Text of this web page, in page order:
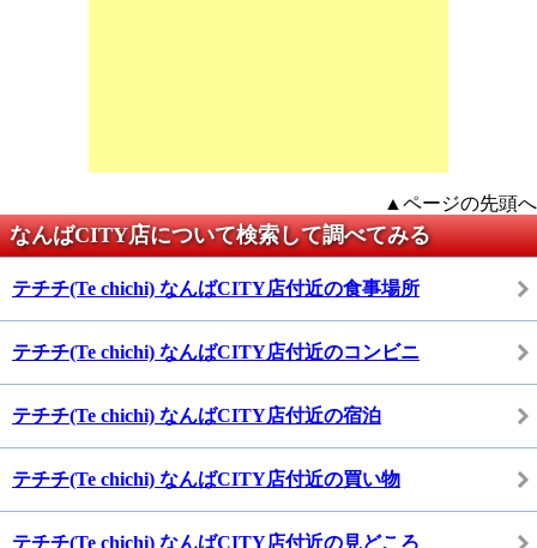
▲ページの先頭へ
なんばCITY店について検索して調べてみる
テチチ(Te chichi) なんばCITY店付近の食事場所
テチチ(Te chichi) なんばCITY店付近のコンビニ
テチチ(Te chichi) なんばCITY店付近の宿泊
テチチ(Te chichi) なんばCITY店付近の買い物
テチチ(Te chichi) なんばCITY店付近の見どころ